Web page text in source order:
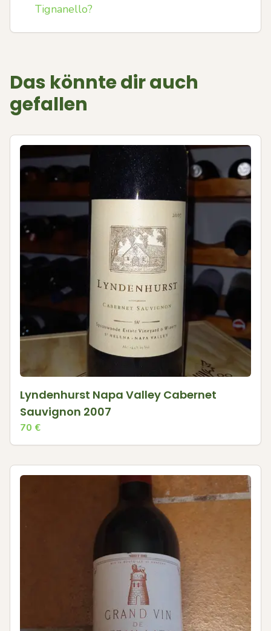
Tignanello?
Das könnte dir auch
gefallen
Lyndenhurst Napa Valley Cabernet
Sauvignon 2007
70 €